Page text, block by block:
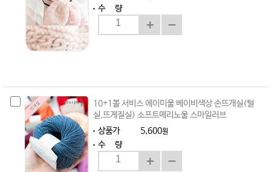
수 량
10+1볼 서비스 에이미울 베이비색상 손뜨개실(털
실,뜨게질실) 소프트메리노울 스마일러브
상품가
5,600원
수 량